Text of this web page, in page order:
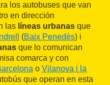
los autobuses que van
en dirección
las líneas urbanas que
(Baix Penedès) i
que lo comunican
comarca y con
o Vilanova i la
que operan en esta